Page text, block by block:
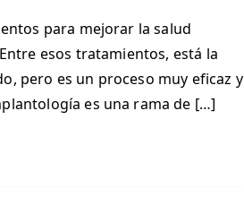
para mejorar la salud
esos tratamientos, está la
pero es un proceso muy eficaz y
es una rama de […]